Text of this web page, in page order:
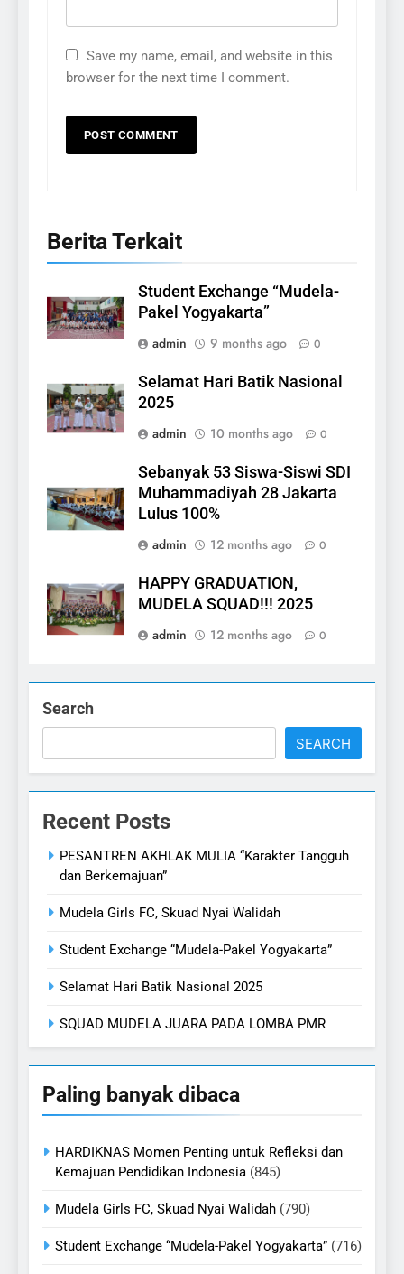
Save my name, email, and website in this
browser for the next time I comment.
Berita Terkait
Student Exchange “Mudela-
Pakel Yogyakarta”
admin
9 months ago 0
Selamat Hari Batik Nasional
2025
admin
10 months ago 0
Sebanyak 53 Siswa-Siswi SDI
Muhammadiyah 28 Jakarta
Lulus 100%
admin
12 months ago 0
HAPPY GRADUATION,
MUDELA SQUAD!!! 2025
admin
12 months ago 0
Search
SEARCH
Recent Posts
PESANTREN AKHLAK MULIA “Karakter Tangguh
dan Berkemajuan”
Mudela Girls FC, Skuad Nyai Walidah
Student Exchange “Mudela-Pakel Yogyakarta”
Selamat Hari Batik Nasional 2025
SQUAD MUDELA JUARA PADA LOMBA PMR
Paling banyak dibaca
HARDIKNAS Momen Penting untuk Refleksi dan
Kemajuan Pendidikan Indonesia (845)
Mudela Girls FC, Skuad Nyai Walidah (790)
Student Exchange “Mudela-Pakel Yogyakarta” (716)